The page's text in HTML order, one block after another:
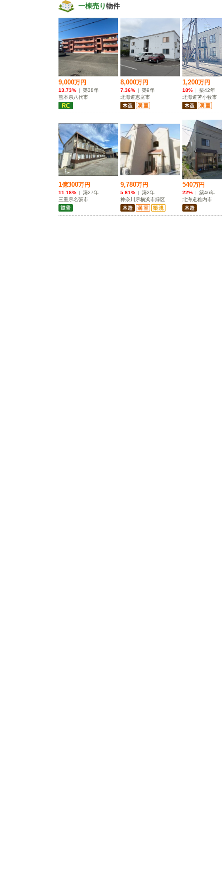
一棟売り 物件
9,000万円
13.73% | 築38年
熊本県八代市
8,000万円
7.36% | 築9年
北海道恵庭市
1,200万円
18% | 築42年
北海道苫小牧市
1億300万円
11.18% | 築27年
三重県名張市
9,780万円
5.61% | 築2年
神奈川県横浜市緑区
540万円
22% | 築46年
北海道稚内市